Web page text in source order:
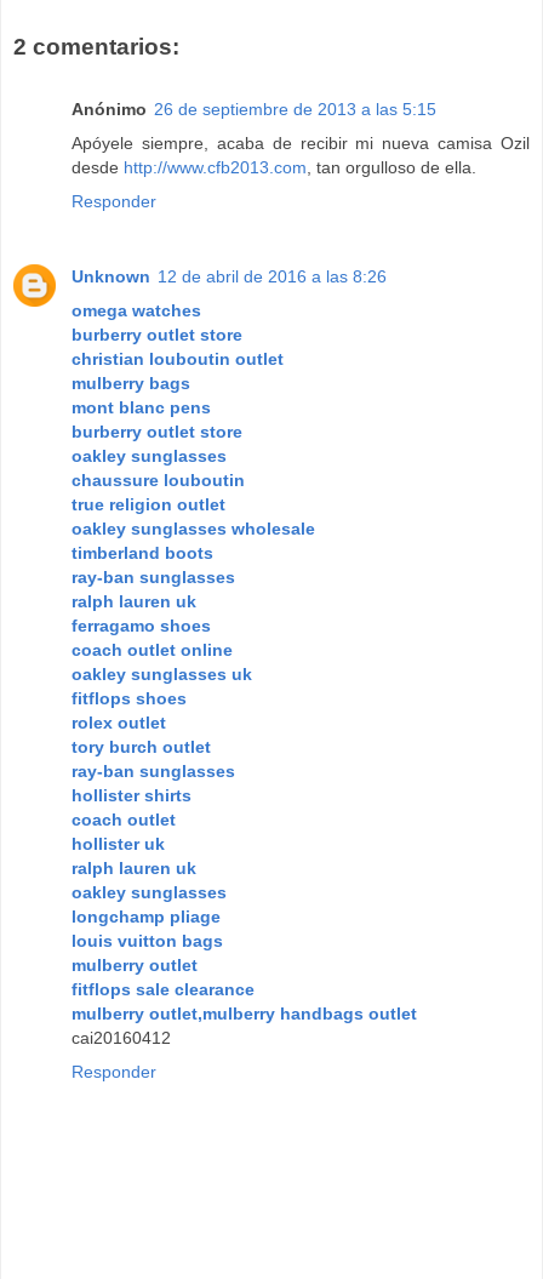
2 comentarios:
Anónimo 26 de septiembre de 2013 a las 5:15
Apóyele siempre, acaba de recibir mi nueva camisa Ozil
desde http://www.cfb2013.com, tan orgulloso de ella.
Responder
Unknown 12 de abril de 2016 a las 8:26
omega watches
burberry outlet store
christian louboutin outlet
mulberry bags
mont blanc pens
burberry outlet store
oakley sunglasses
chaussure louboutin
true religion outlet
oakley sunglasses wholesale
timberland boots
ray-ban sunglasses
ralph lauren uk
ferragamo shoes
coach outlet online
oakley sunglasses uk
fitflops shoes
rolex outlet
tory burch outlet
ray-ban sunglasses
hollister shirts
coach outlet
hollister uk
ralph lauren uk
oakley sunglasses
longchamp pliage
louis vuitton bags
mulberry outlet
fitflops sale clearance
mulberry outlet,mulberry handbags outlet
cai20160412
Responder